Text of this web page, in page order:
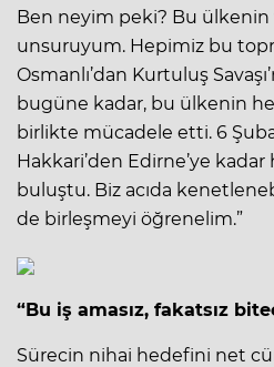
Ben neyim peki? Bu ülkenin
unsuruyum. Hepimiz bu
Osmanlı’dan Kurtuluş
bugüne kadar, bu ülkenin
birlikte mücadele etti. 6
Hakkari’den Edirne’ye kadar
buluştu. Biz acıda
de birleşmeyi öğrenelim.”
“Bu iş amasız, fakatsız
Sürecin nihai hedefini net